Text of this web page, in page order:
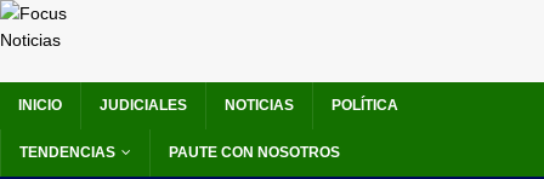
INICIO JUDICIALES NOTICIAS POLÍTICA
TENDENCIAS PAUTE CON NOSOTROS